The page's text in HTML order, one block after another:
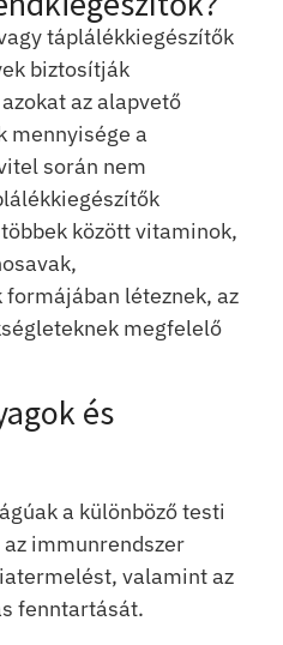
táplálékkiegészítők
biztosítják
az alapvető
mennyisége a
során nem
között vitaminok,
léteznek, az
megfelelő
és
a különböző testi
immunrendszer
valamint az
fenntartását.